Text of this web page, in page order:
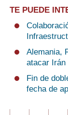
TE PUEDE
Alemania,
atacar Irán
Fin de
fecha de